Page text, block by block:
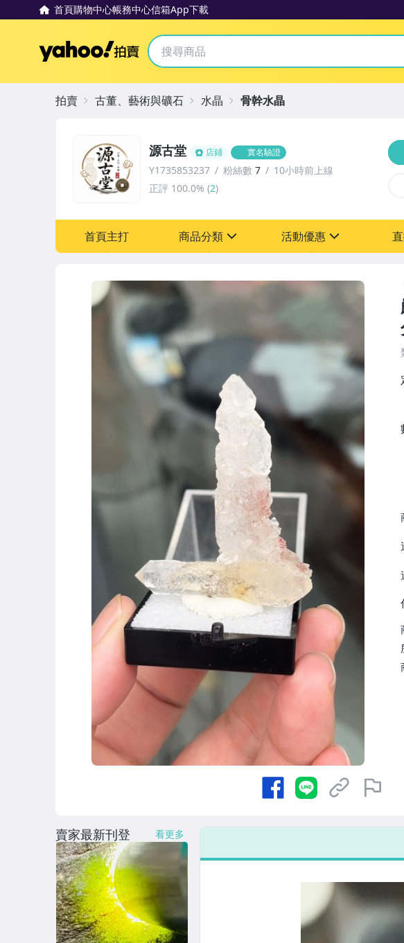
首頁購物中心帳務中心信箱App下載
Yahoo拍賣
源古堂 店鋪 實名驗證
Y1735853237 粉絲數 7
10小時前上線
正評 100.0% (2)
首頁主打 商品分類 活動優惠
[全店] 粉絲專享
拍賣 古董、藝術與礦石 水晶 骨幹水晶
賣家最新刊登 看更多